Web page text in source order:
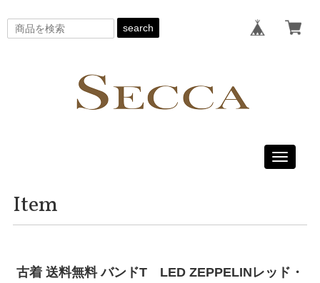
search
Toggle
Item
古着 送料無料 バンドT LED ZEPPELINレッド・